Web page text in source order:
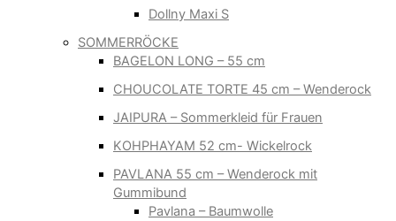
Dollny Maxi S
SOMMERRÖCKE
BAGELON LONG – 55 cm
CHOUCOLATE TORTE 45 cm – Wenderock
JAIPURA – Sommerkleid für Frauen
KOHPHAYAM 52 cm- Wickelrock
PAVLANA 55 cm – Wenderock mit
Gummibund
Pavlana – Baumwolle